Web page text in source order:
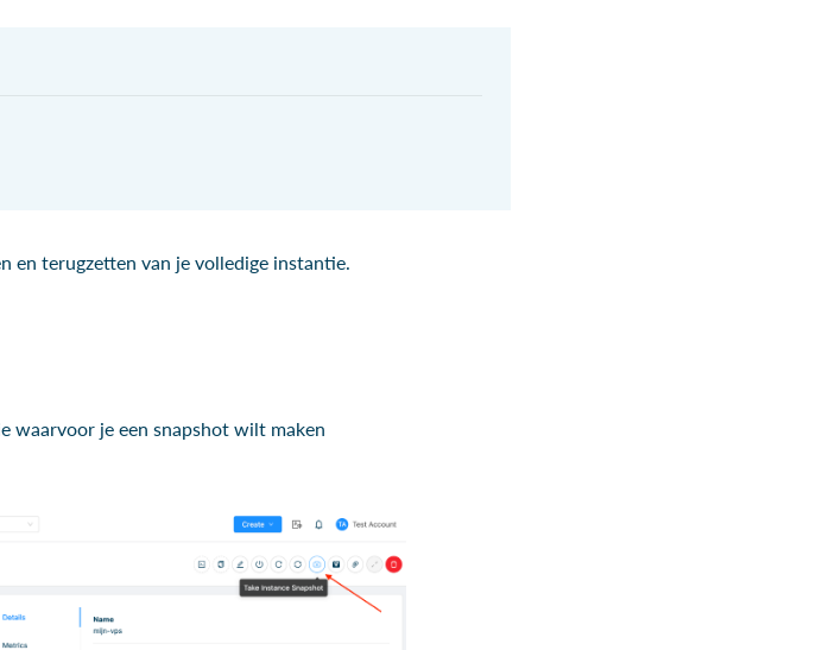
en terugzetten van je volledige instantie.
waarvoor je een snapshot wilt maken